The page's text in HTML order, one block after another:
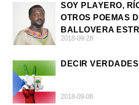
SOY PLAYERO,
OTROS POEMAS
BALLOVERA
2018-09-28
DECIR VERDADES
2018-09-08